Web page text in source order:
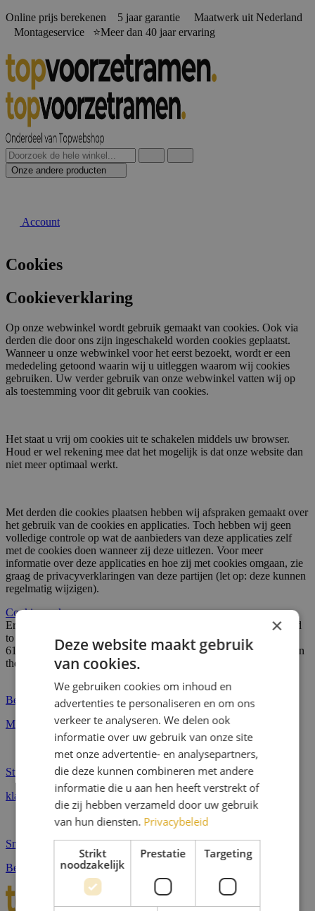
Online prijs berekenen️ 5 jaar garantie Maatwerk uit Nederland
Montageservice ⭐Meer dan 40 jaar ervaring
Onze andere producten
Account
Cookies
Cookieverklaring
Op onze webwinkel wordt gebruik gemaakt van cookies. Ook via
derden die door ons zijn ingeschakeld worden cookies geplaatst.
Wanneer u onze webwinkel voor het eerst bezoekt, wordt er een
mededeling getoond waarin wij u uitleggen waarom wij cookies
gebruiken. Uw verder gebruik van onze webwinkel vatten wij op
als toestemming voor dit gebruik van cookies.
Het staat u vrij om cookies uit te schakelen middels uw browser.
Houd er wel rekening mee dat het mogelijk is dat onze website dan
niet meer optimaal werkt.
Met derden die cookies plaatsen hebben wij afspraken gemaakt over
het gebruik van de cookies en applicaties. Toch hebben wij geen
volledige controle op wat de aanbieders van deze applicaties zelf
met de cookies doen wanneer zij deze uitlezen. Voor meer
informatie over deze applicaties en hoe zij met cookies omgaan, zie
graag de privacyverklaringen van deze partijen (let op: deze kunnen
regelmatig wijzigen).
Cookievoorkeuren aanpassen
Error: The domain TOPVOORZETRAMEN.NL is not authorized
to show the cookie declaration for domain group ID 830929a1-
6179-49f3-8e19-0ffcc0e61f8d. Please add it to the domain group in
the Cookiebot Manager to authorize the domain.
Bel 0294 71 20 84
Ma - vrij 09:00-17:00 uur
Stuur een e-mail naar
klantenservice@topwebshop.nl
Snel een vraag stellen
Begin een Whatsapp gesprek
×
Deze website maakt gebruik
van cookies.
We gebruiken cookies om inhoud en
advertenties te personaliseren en om ons
verkeer te analyseren. We delen ook
informatie over uw gebruik van onze site
met onze advertentie- en analysepartners,
die deze kunnen combineren met andere
informatie die u aan hen heeft verstrekt of
die zij hebben verzameld door uw gebruik
van hun diensten. Privacybeleid
Strikt
noodzakelijk
Prestatie Targeting